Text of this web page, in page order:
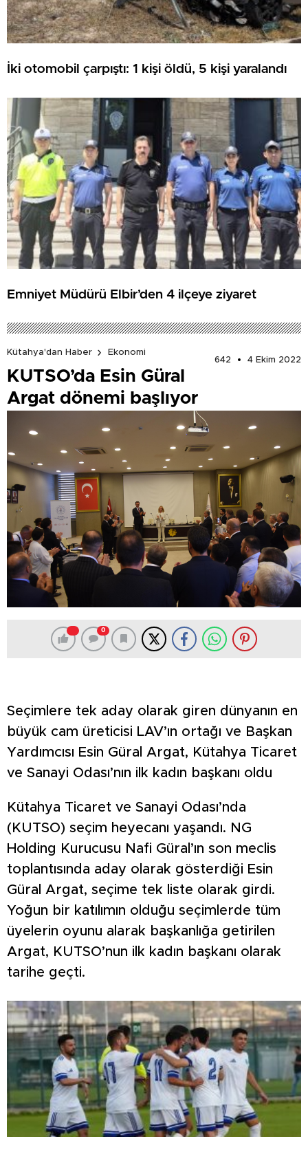
İki otomobil çarpıştı: 1 kişi öldü, 5 kişi yaralandı
Emniyet Müdürü Elbir’den 4 ilçeye ziyaret
Kütahya'dan Haber
Ekonomi
642
4 Ekim 2022
KUTSO’da Esin Güral
Argat dönemi başlıyor
0
Seçimlere tek aday olarak giren dünyanın en
büyük cam üreticisi LAV’ın ortağı ve Başkan
Yardımcısı Esin Güral Argat, Kütahya Ticaret
ve Sanayi Odası’nın ilk kadın başkanı oldu
Kütahya Ticaret ve Sanayi Odası’nda
(KUTSO) seçim heyecanı yaşandı. NG
Holding Kurucusu Nafi Güral’ın son meclis
toplantısında aday olarak gösterdiği Esin
Güral Argat, seçime tek liste olarak girdi.
Yoğun bir katılımın olduğu seçimlerde tüm
üyelerin oyunu alarak başkanlığa getirilen
Argat, KUTSO’nun ilk kadın başkanı olarak
tarihe geçti.